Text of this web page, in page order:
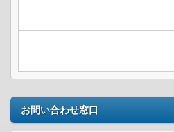
お問い合わせ窓口